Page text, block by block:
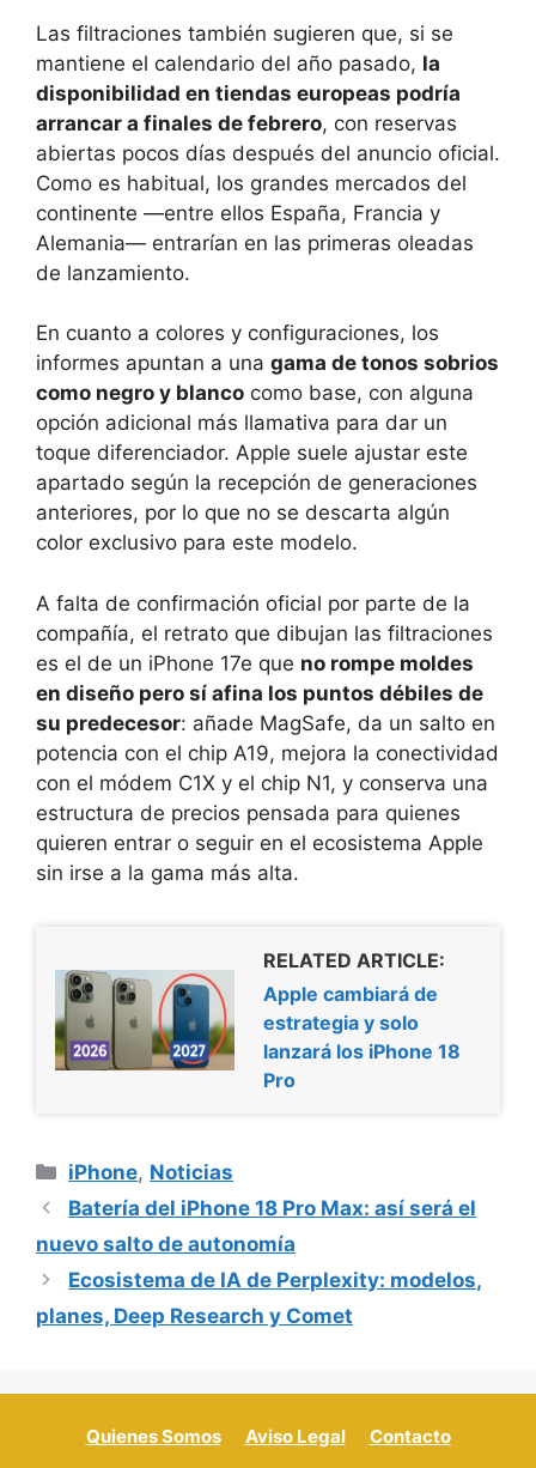
Las filtraciones también sugieren que, si se
mantiene el calendario del año pasado, la
disponibilidad en tiendas europeas podría
arrancar a finales de febrero, con reservas
abiertas pocos días después del anuncio oficial.
Como es habitual, los grandes mercados del
continente —entre ellos España, Francia y
Alemania— entrarían en las primeras oleadas
de lanzamiento.
En cuanto a colores y configuraciones, los
informes apuntan a una gama de tonos sobrios
como negro y blanco como base, con alguna
opción adicional más llamativa para dar un
toque diferenciador. Apple suele ajustar este
apartado según la recepción de generaciones
anteriores, por lo que no se descarta algún
color exclusivo para este modelo.
A falta de confirmación oficial por parte de la
compañía, el retrato que dibujan las filtraciones
es el de un iPhone 17e que no rompe moldes
en diseño pero sí afina los puntos débiles de
su predecesor: añade MagSafe, da un salto en
potencia con el chip A19, mejora la conectividad
con el módem C1X y el chip N1, y conserva una
estructura de precios pensada para quienes
quieren entrar o seguir en el ecosistema Apple
sin irse a la gama más alta.
RELATED ARTICLE:
Apple cambiará de
estrategia y solo
lanzará los iPhone 18
Pro
Categorías
iPhone, Noticias
Batería del iPhone 18 Pro Max: así será el
nuevo salto de autonomía
Ecosistema de IA de Perplexity: modelos,
planes, Deep Research y Comet
Quienes Somos Aviso Legal Contacto